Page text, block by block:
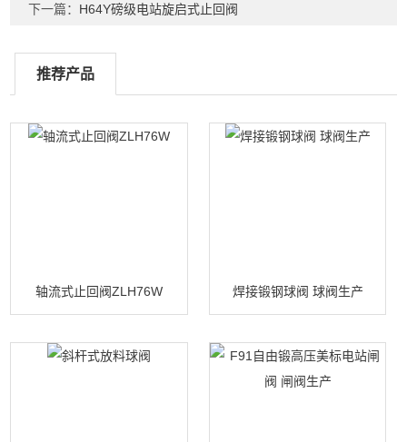
下一篇： H64Y磅级电站旋启式止回阀
推荐产品
轴流式止回阀ZLH76W 焊接锻钢球阀 球阀生产